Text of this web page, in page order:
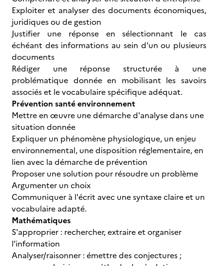
Exploiter et analyser des documents économiques,
juridiques ou de gestion
Justifier une réponse en sélectionnant le cas
échéant des informations au sein d'un ou plusieurs
documents
Rédiger une réponse structurée à une
problématique donnée en mobilisant les savoirs
associés et le vocabulaire spécifique adéquat.
Prévention santé environnement
Mettre en œuvre une démarche d'analyse dans une
situation donnée
Expliquer un phénomène physiologique, un enjeu
environnemental, une disposition réglementaire, en
lien avec la démarche de prévention
Proposer une solution pour résoudre un problème
Argumenter un choix
Communiquer à l'écrit avec une syntaxe claire et un
vocabulaire adapté.
Mathématiques
S'approprier : rechercher, extraire et organiser
l'information
Analyser/raisonner : émettre des conjectures ;